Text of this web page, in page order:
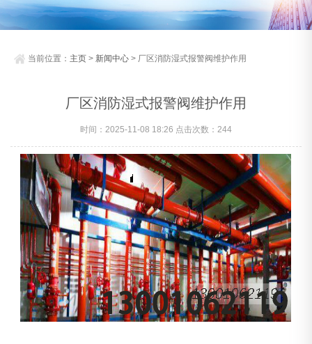
当前位置： 主页 > 新闻中心 > 厂区消防湿式报警阀维护作用
厂区消防湿式报警阀维护作用
时间：2025-11-08 18:26 点击次数： 244